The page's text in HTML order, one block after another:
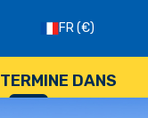
FR(€)
DANS